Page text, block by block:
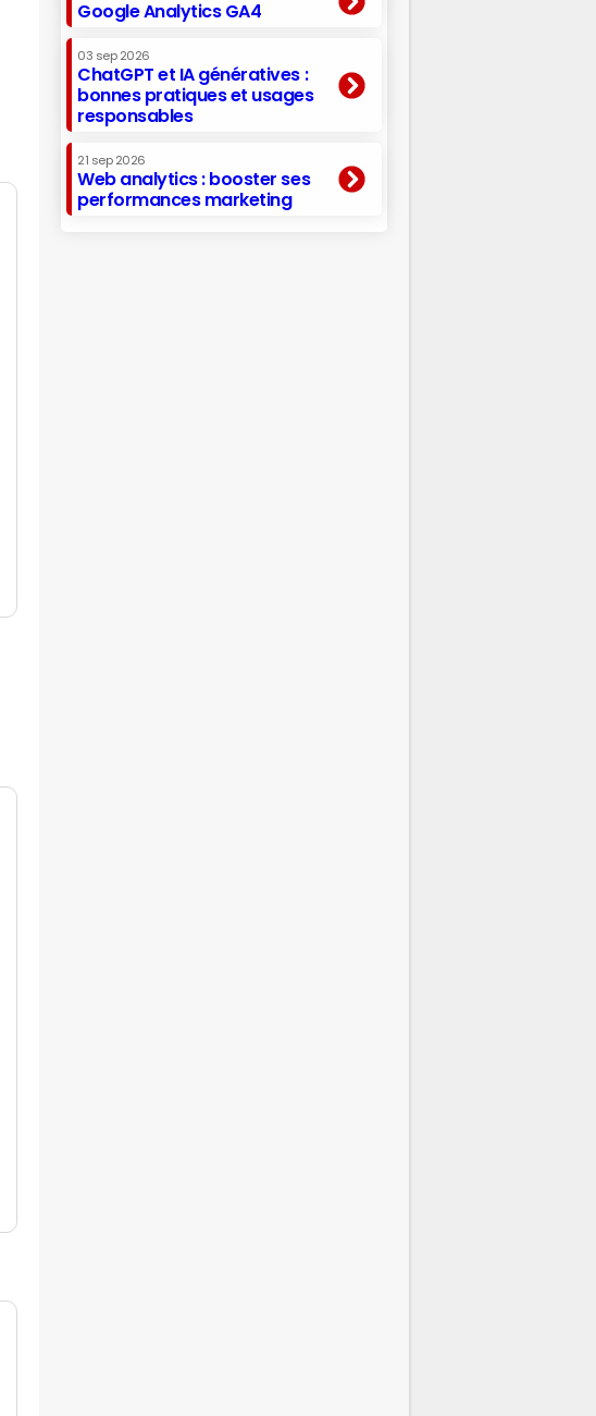
Google Analytics GA4
03 sep 2026
ChatGPT et IA génératives :
bonnes pratiques et usages
responsables
21 sep 2026
Web analytics : booster ses
performances marketing